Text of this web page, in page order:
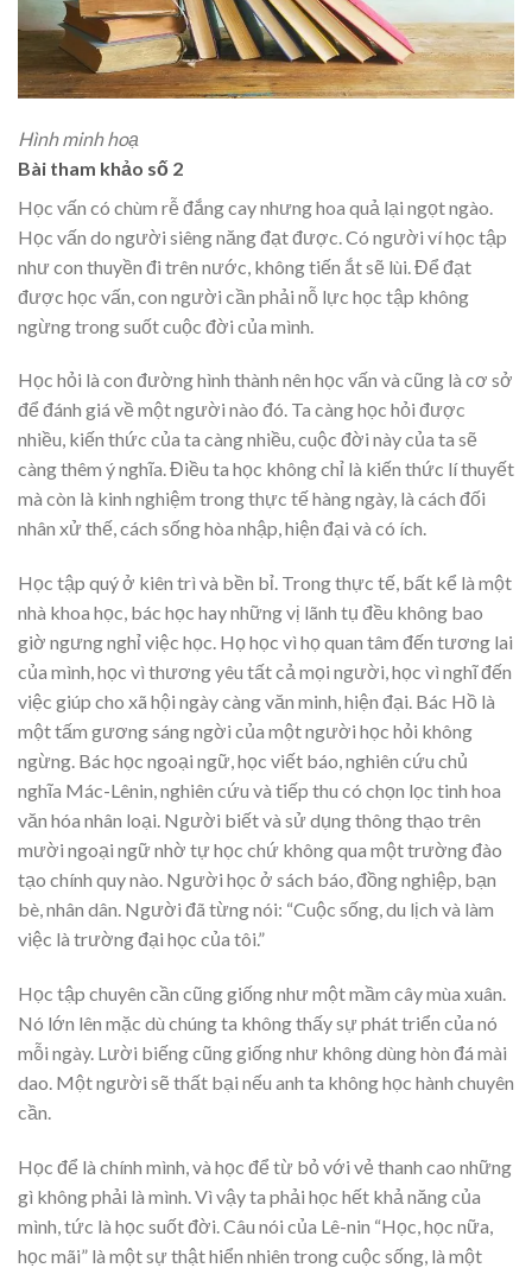
Hình minh hoạ
Bài tham khảo số 2
Học vấn có chùm rễ đắng cay nhưng hoa quả lại ngọt ngào.
Học vấn do người siêng năng đạt được. Có người ví học tập
như con thuyền đi trên nước, không tiến ắt sẽ lùi. Để đạt
được học vấn, con người cần phải nỗ lực học tập không
ngừng trong suốt cuộc đời của mình.
Học hỏi là con đường hình thành nên học vấn và cũng là cơ sở
để đánh giá về một người nào đó. Ta càng học hỏi được
nhiều, kiến thức của ta càng nhiều, cuộc đời này của ta sẽ
càng thêm ý nghĩa. Điều ta học không chỉ là kiến thức lí thuyết
mà còn là kinh nghiệm trong thực tế hàng ngày, là cách đối
nhân xử thế, cách sống hòa nhập, hiện đại và có ích.
Học tập quý ở kiên trì và bền bỉ. Trong thực tế, bất kể là một
nhà khoa học, bác học hay những vị lãnh tụ đều không bao
giờ ngưng nghỉ việc học. Họ học vì họ quan tâm đến tương lai
của mình, học vì thương yêu tất cả mọi người, học vì nghĩ đến
việc giúp cho xã hội ngày càng văn minh, hiện đại. Bác Hồ là
một tấm gương sáng ngời của một người học hỏi không
ngừng. Bác học ngoại ngữ, học viết báo, nghiên cứu chủ
nghĩa Mác-Lênin, nghiên cứu và tiếp thu có chọn lọc tinh hoa
văn hóa nhân loại. Người biết và sử dụng thông thạo trên
mười ngoại ngữ nhờ tự học chứ không qua một trường đào
tạo chính quy nào. Người học ở sách báo, đồng nghiệp, bạn
bè, nhân dân. Người đã từng nói: “Cuộc sống, du lịch và làm
việc là trường đại học của tôi.”
Học tập chuyên cần cũng giống như một mầm cây mùa xuân.
Nó lớn lên mặc dù chúng ta không thấy sự phát triển của nó
mỗi ngày. Lười biếng cũng giống như không dùng hòn đá mài
dao. Một người sẽ thất bại nếu anh ta không học hành chuyên
cần.
Học để là chính mình, và học để từ bỏ với vẻ thanh cao những
gì không phải là mình. Vì vậy ta phải học hết khả năng của
mình, tức là học suốt đời. Câu nói của Lê-nin “Học, học nữa,
học mãi” là một sự thật hiển nhiên trong cuộc sống, là một